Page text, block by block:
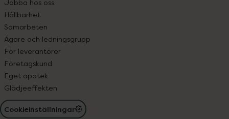
Jobba hos oss
Hållbarhet
Samarbeten
Ägare och ledningsgrupp
För leverantörer
Företagskund
Eget apotek
Glädjeeffekten
Cookieinställningar